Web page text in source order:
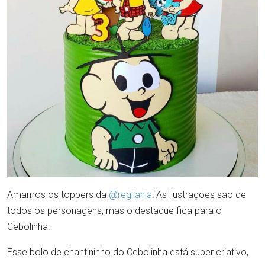
Amamos os toppers da @regilania! As ilustrações são de
todos os personagens, mas o destaque fica para o
Cebolinha.
Esse bolo de chantininho do Cebolinha está super criativo,